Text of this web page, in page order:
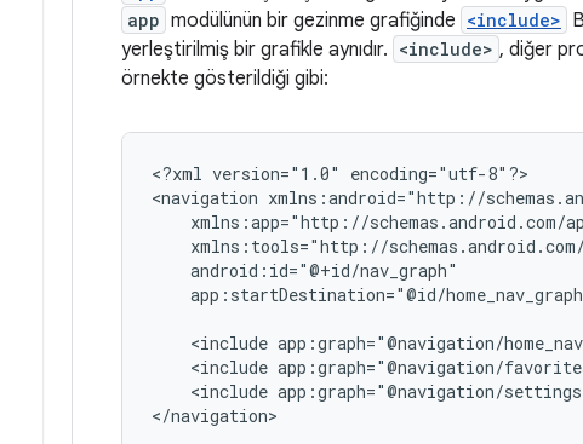
app modülünün bir gezinme grafiğinde <include>
yerleştirilmiş bir grafikle aynıdır. <include> , diğer
örnekte gösterildiği gibi:
<?xml version="1.0"
encoding="utf-8"?>
<navigation
app:startDestination="@id/
<include app:graph="@navigation/
<include app:graph="@navigation/
<include app:graph="@navigation/